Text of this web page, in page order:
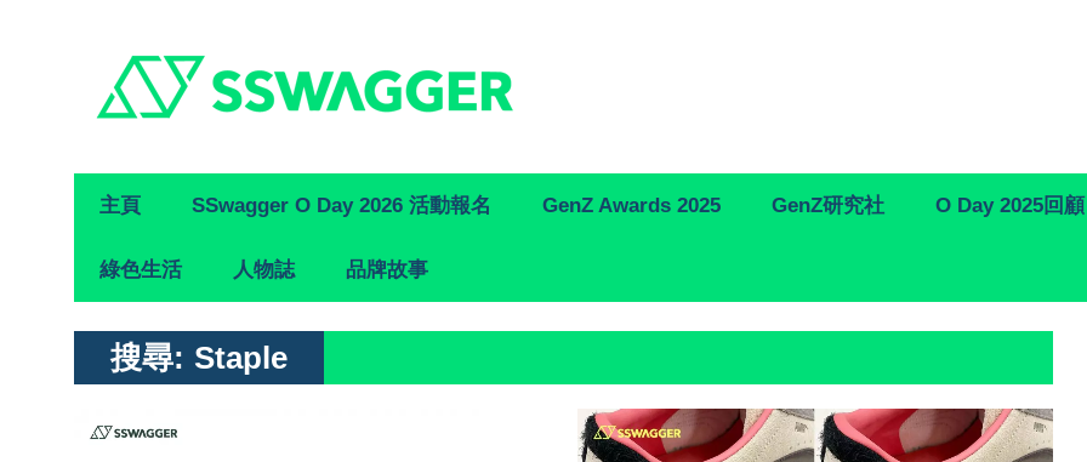
Primary
Navigation
主頁 SSwagger O Day 2026 活動報名 GenZ Awards 2025 GenZ研究社 O Day 2025回顧
綠色生活 人物誌 品牌故事
搜尋: Staple